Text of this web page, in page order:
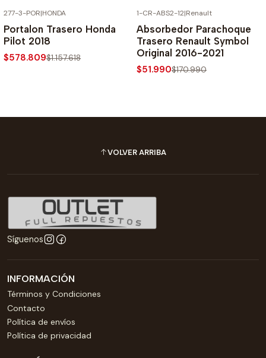
277-3-POR|HONDA
Portalon Trasero Honda
Pilot 2018
$578.809$1.157.618
1-CR-ABS2-12|Renault
Absorbedor Parachoque
Trasero Renault Symbol
Original 2016-2021
$51.990$170.990
VOLVER ARRIBA
Síguenos
INFORMACIÓN
Términos y Condiciones
Contacto
Política de envíos
Política de privacidad